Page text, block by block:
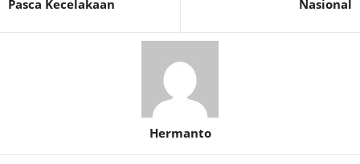
Pasca Kecelakaan
Nasional
Hermanto